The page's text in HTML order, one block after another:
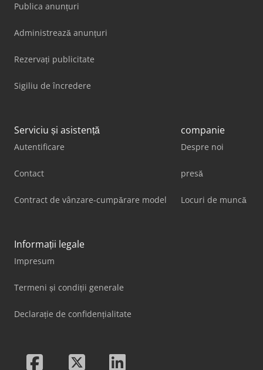
Publica anunțuri
Administrează anunțuri
Rezervați publicitate
Sigiliu de încredere
Serviciu și asistență
Autentificare
Contact
Contract de vânzare-cumpărare model
companie
Despre noi
presă
Locuri de muncă
Informații legale
Impresum
Termeni și condiții generale
Declarație de confidențialitate